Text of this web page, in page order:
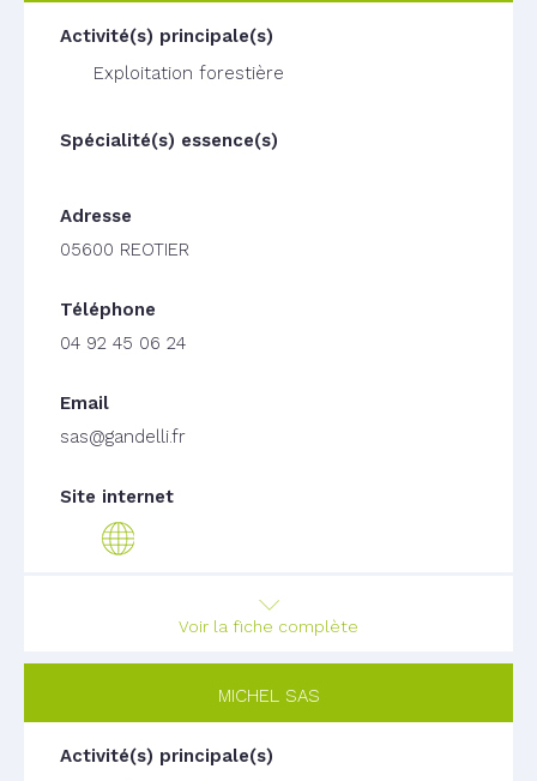
Exploitation forestière
05600 REOTIER
04 92 45 06 24
sas@gandelli.fr
Voir la fiche complète
MICHEL SAS